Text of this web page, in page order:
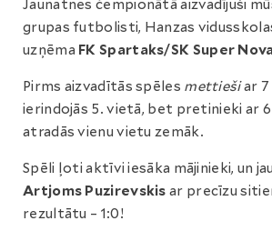
Jaunatnes čempionātā aizvadījuši
grupas futbolisti, Hanzas
uzņēma FK Spartaks/SK Super
Pirms aizvadītās spēles mettiešiar 7
ierindojās 5. vietā, bet pretinieki ar
atradās vienu vietu zemāk.
Spēli ļoti aktīvi iesāka mājinieki, un
Artjoms Puzirevskis ar precīzu
rezultātu – 1:0!